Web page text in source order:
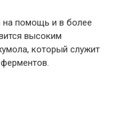
на помощь и в более
высоким
который служит